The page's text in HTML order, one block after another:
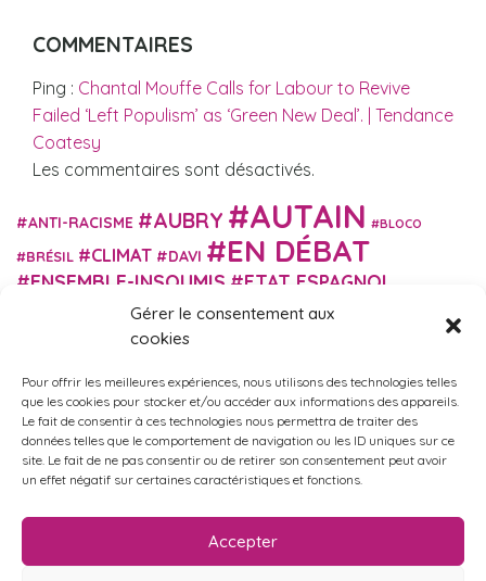
Gérer le consentement aux
cookies
Pour offrir les meilleures expériences, nous utilisons des technologies telles
que les cookies pour stocker et/ou accéder aux informations des appareils.
Le fait de consentir à ces technologies nous permettra de traiter des
données telles que le comportement de navigation ou les ID uniques sur ce
site. Le fait de ne pas consentir ou de retirer son consentement peut avoir
un effet négatif sur certaines caractéristiques et fonctions.
Accepter
COMMENTAIRES
Ping : Chantal Mouffe Calls for Labour to Revive
Failed ‘Left Populism’ as ‘Green New Deal’. | Tendance
Coatesy
Les commentaires sont désactivés.
ANTI-RACISME AUBRY AUTAIN BLOCO
BRÉSIL CLIMAT DAVI EN DÉBAT
ENSEMBLE-INSOUMIS ETAT ESPAGNOL
EUROPE EXTRÊME DROITE FASCISME
FRANCE INSOUMISE
HISTOIRE IMMIGRATION ISRAËL PALESTINE ITALIE
MACRON MARTIN MARXISME MIGRANT-ES
MUNICIPALES MÉLENCHON NUPES OBONO
OCCITANIE PORTUGAL RETRAITES RUSSIE
VIOLENCES SEXISTES ÉCOLOGIE
ÉCOSOCIALISME ÉLECTIONS